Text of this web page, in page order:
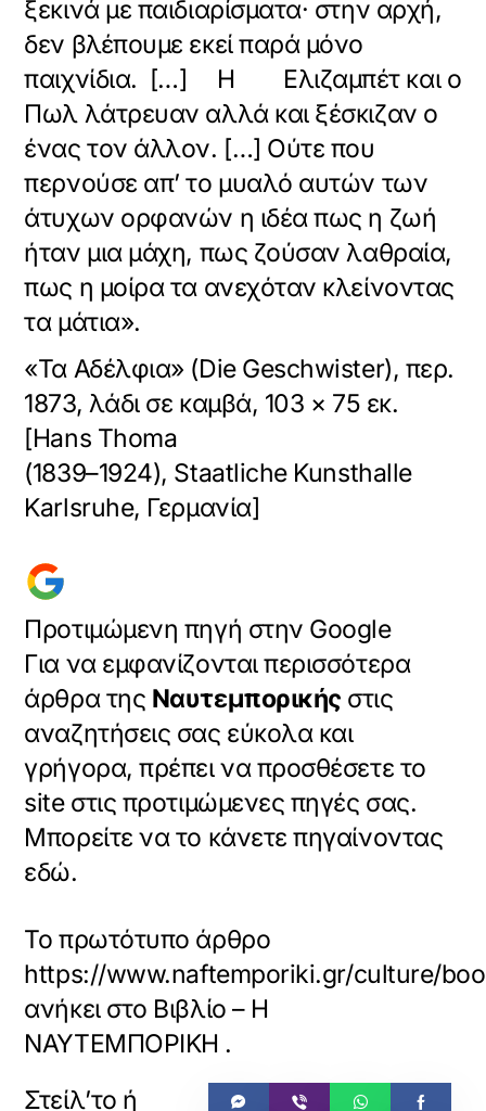
ξεκινά με παιδιαρίσματα· στην αρχή,
δεν βλέπουμε εκεί παρά μόνο
παιχνίδια. […] Η Ελιζαμπέτ και ο
Πωλ λάτρευαν αλλά και ξέσκιζαν ο
ένας τον άλλον. […] Ούτε που
περνούσε απ’ το μυαλό αυτών των
άτυχων ορφανών η ιδέα πως η ζωή
ήταν μια μάχη, πως ζούσαν λαθραία,
πως η μοίρα τα ανεχόταν κλείνοντας
τα μάτια».
«Τα Αδέλφια» (Die Geschwister), περ.
1873, λάδι σε καμβά, 103 × 75 εκ.
[Hans Thoma
(1839–1924), Staatliche Kunsthalle
Karlsruhe, Γερμανία]
Προτιμώμενη πηγή στην Google
Για να εμφανίζονται περισσότερα
άρθρα της Ναυτεμπορικής στις
αναζητήσεις σας εύκολα και
γρήγορα, πρέπει να προσθέσετε το
site στις προτιμώμενες πηγές σας.
Μπορείτε να το κάνετε πηγαίνοντας
εδώ.
Το πρωτότυπο άρθρο
https://www.naftemporiki.gr/culture/
ανήκει στο Βιβλίο – Η
ΝΑΥΤΕΜΠΟΡΙΚΗ .